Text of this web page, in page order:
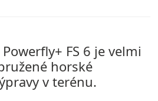
FS 6 je velmi
horské
v terénu.